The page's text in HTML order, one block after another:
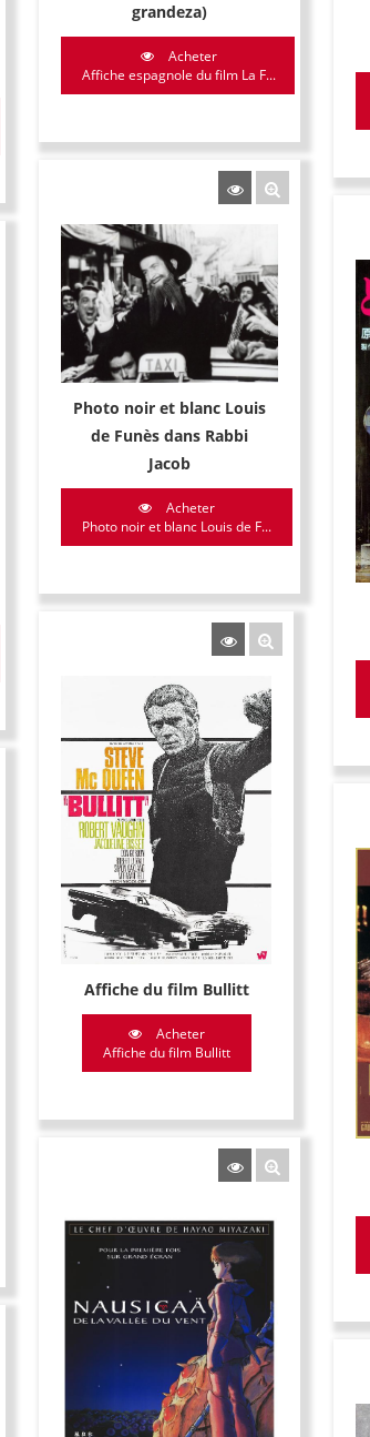
grandeza)
Acheter
Affiche espagnole du film La F...
Photo noir et blanc Louis
de Funès dans Rabbi
Jacob
Acheter
Photo noir et blanc Louis de F...
Affiche du film Bullitt
Acheter
Affiche du film Bullitt